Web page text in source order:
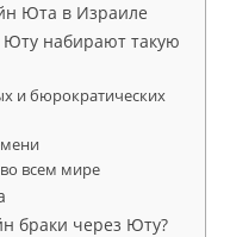
Юта в Израиле
набирают такую
и бюрократических
всем мире
браки через Юту?